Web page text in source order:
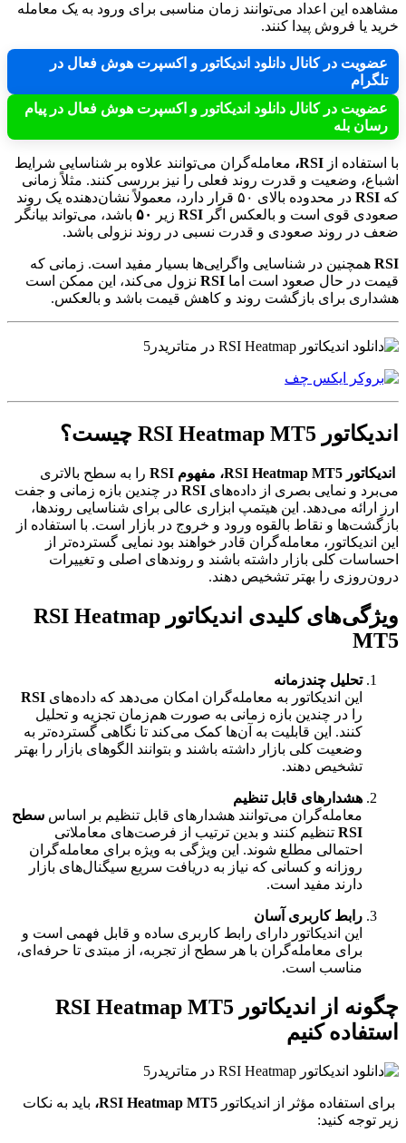
مشاهده این اعداد می‌توانند زمان مناسبی برای ورود به یک معامله
خرید یا فروش پیدا کنند.
عضویت در کانال دانلود اندیکاتور و اکسپرت هوش فعال در
تلگرام
عضویت در کانال دانلود اندیکاتور و اکسپرت هوش فعال در پیام
رسان بله
با استفاده از RSI، معامله‌گران می‌توانند علاوه بر شناسایی شرایط
اشباع، وضعیت و قدرت روند فعلی را نیز بررسی کنند. مثلاً زمانی
که RSI
در محدوده بالای ۵۰ قرار دارد، معمولاً نشان‌دهنده یک روند
صعودی قوی است و بالعکس اگر RSI زیر ۵۰ باشد، می‌تواند بیانگر
ضعف در روند صعودی و قدرت نسبی در روند نزولی باشد.
RSI همچنین در شناسایی واگرایی‌ها بسیار مفید است. زمانی که
قیمت در حال صعود است اما RSI نزول می‌کند، این ممکن است
هشداری برای بازگشت روند و کاهش قیمت باشد و بالعکس.
اندیکاتور RSI Heatmap MT5 چیست؟
اندیکاتور RSI Heatmap MT5، مفهوم RSI
را به سطح بالاتری
می‌برد و نمایی بصری از داده‌های RSI در چندین بازه زمانی و جفت
ارز ارائه می‌دهد. این هیتمپ ابزاری عالی برای شناسایی روندها،
بازگشت‌ها و نقاط بالقوه ورود و خروج در بازار است. با استفاده از
این اندیکاتور، معامله‌گران قادر خواهند بود نمایی گسترده‌تر از
احساسات کلی بازار داشته باشند و روندهای اصلی و تغییرات
درون‌روزی را بهتر تشخیص دهند.
ویژگی‌های کلیدی اندیکاتور RSI Heatmap
MT5
تحلیل چندزمانه
این اندیکاتور به معامله‌گران امکان می‌دهد که داده‌های RSI
را در چندین بازه زمانی به صورت هم‌زمان تجزیه و تحلیل
کنند. این قابلیت به آن‌ها کمک می‌کند تا نگاهی گسترده‌تر به
وضعیت کلی بازار داشته باشند و بتوانند الگوهای بازار را بهتر
تشخیص دهند.
هشدارهای قابل تنظیم
معامله‌گران می‌توانند هشدارهای قابل تنظیم بر اساس سطح
RSI تنظیم کنند و بدین ترتیب از فرصت‌های معاملاتی
احتمالی مطلع شوند. این ویژگی به ویژه برای معامله‌گران
روزانه و کسانی که نیاز به دریافت سریع سیگنال‌های بازار
دارند مفید است.
رابط کاربری آسان
این اندیکاتور دارای رابط کاربری ساده و قابل فهمی است و
برای معامله‌گران با هر سطح از تجربه، از مبتدی تا حرفه‌ای،
مناسب است.
چگونه از اندیکاتور RSI Heatmap MT5
استفاده کنیم
برای استفاده مؤثر از اندیکاتور RSI Heatmap MT5، باید به نکات
زیر توجه کنید: